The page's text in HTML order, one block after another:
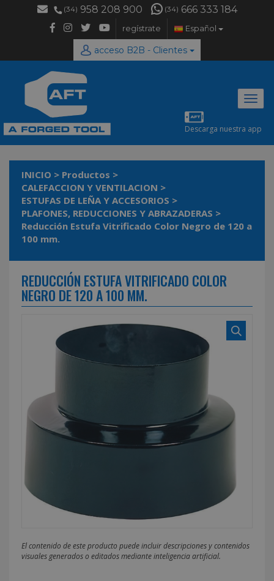
(34) 958 208 900 (34) 666 333 184
regístrate Español
acceso B2B - Clientes
Descarga nuestra app
INICIO > Productos >
CALEFACCION Y VENTILACION >
ESTUFAS DE LEÑA Y ACCESORIOS >
PLAFONES, REDUCCIONES Y ABRAZADERAS >
Reducción Estufa Vitrificado Color Negro de 120 a
100 mm.
REDUCCIÓN ESTUFA VITRIFICADO COLOR
NEGRO DE 120 A 100 MM.
El contenido de este producto puede incluir descripciones y contenidos
visuales generados o editados mediante inteligencia artificial.